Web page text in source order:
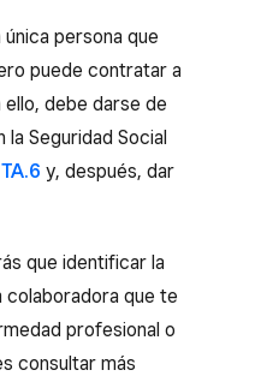
persona que
puede contratar a
debe darse de
Seguridad Social
y, después, dar
que identificar la
que te
profesional o
consultar más